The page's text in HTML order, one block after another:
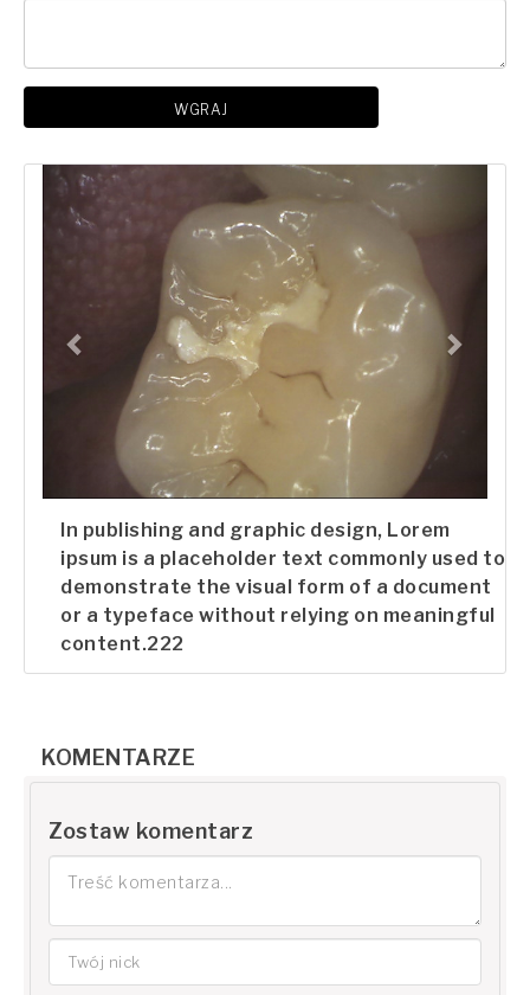
WGRAJ
In publishing and graphic design, Lorem
ipsum is a placeholder text commonly used to
demonstrate the visual form of a document
or a typeface without relying on meaningful
content.222
KOMENTARZE
Zostaw komentarz